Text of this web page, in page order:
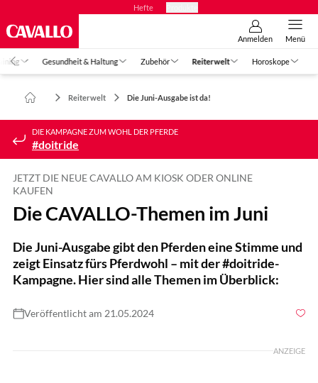
Hefte
Anmelden Menü
Gesundheit & Haltung Zubehör Reiterwelt Horoskope
Reiterwelt Die Juni-Ausgabe ist da!
DIE KAMPAGNE ZUM WOHL DER PFERDE
#doitride
JETZT DIE NEUE CAVALLO AM KIOSK ODER ONLINE
KAUFEN
Die CAVALLO-Themen im Juni
Die Juni-Ausgabe gibt den Pferden eine Stimme und
zeigt Einsatz fürs Pferdwohl – mit der #doitride-
Kampagne. Hier sind alle Themen im Überblick:
Veröffentlicht am 21.05.2024
ANZEIGE